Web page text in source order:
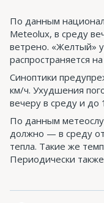
По данным
Meteolux, в среду
ветрено. «Желтый»
распространяется
Синоптики
км/ч. Ухудшения
вечеру в среду и до
По данным
должно — в среду
тепла. Такие же
Периодически